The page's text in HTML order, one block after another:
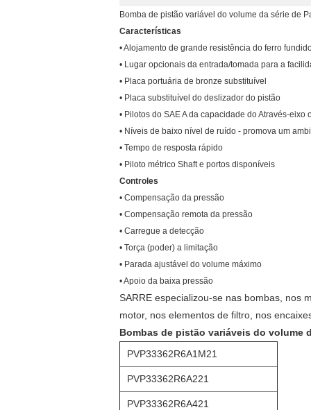
Bomba de pistão variável do volume da série de
Características
• Alojamento de grande resistência do ferro
• Lugar opcionais da entrada/tomada para a
• Placa portuária de bronze substituível
• Placa substituível do deslizador do pistão
• Pilotos do SAE A da capacidade do Através-eixo
• Níveis de baixo nível de ruído - promova um
• Tempo de resposta rápido
• Piloto métrico Shaft e portos disponíveis
Controles
• Compensação da pressão
• Compensação remota da pressão
• Carregue a detecção
• Torça (poder) a limitação
• Parada ajustável do volume máximo
• Apoio da baixa pressão
SARRE especializou-se nas bombas, nos
motor, nos elementos de filtro, nos
Bombas de pistão variáveis do volume
PVP33362R6A1M21
PVP33362R6A221
PVP33362R6A421